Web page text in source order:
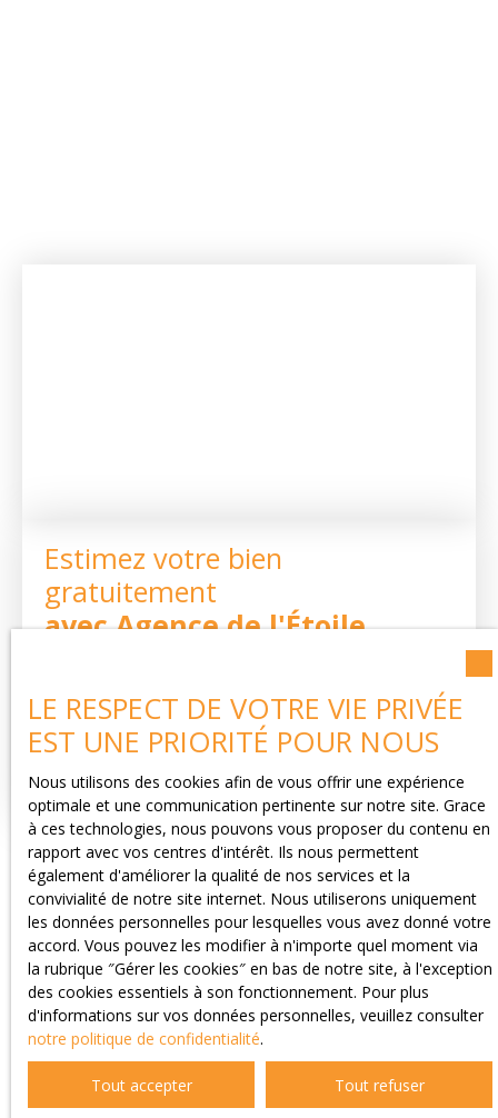
Estimez votre bien
gratuitement
avec Agence de l'Étoile
Adresse de votre bien
LE RESPECT DE VOTRE VIE PRIVÉE
EST UNE PRIORITÉ POUR NOUS
Nous utilisons des cookies afin de vous offrir une expérience
optimale et une communication pertinente sur notre site. Grace
à ces technologies, nous pouvons vous proposer du contenu en
rapport avec vos centres d'intérêt. Ils nous permettent
également d'améliorer la qualité de nos services et la
convivialité de notre site internet. Nous utiliserons uniquement
les données personnelles pour lesquelles vous avez donné votre
accord. Vous pouvez les modifier à n'importe quel moment via
la rubrique ″Gérer les cookies″ en bas de notre site, à l'exception
des cookies essentiels à son fonctionnement. Pour plus
d'informations sur vos données personnelles, veuillez consulter
notre politique de confidentialité.
Tout accepter Tout refuser